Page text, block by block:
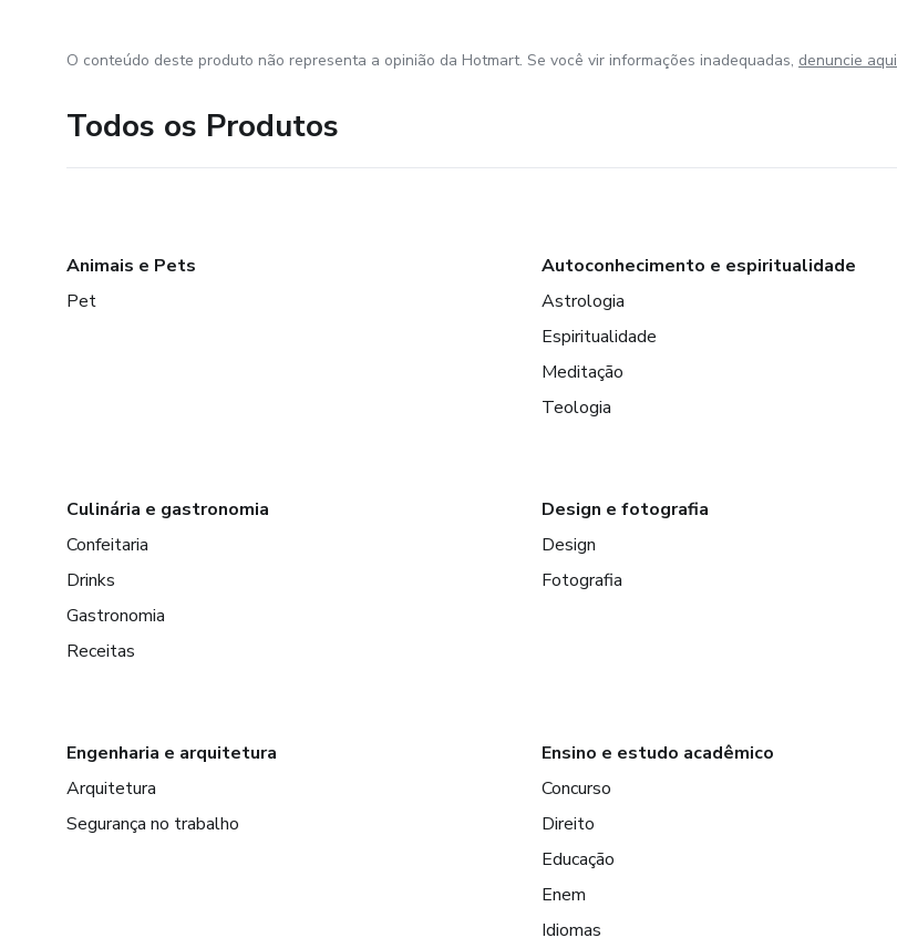
O conteúdo deste produto não representa a opinião da Hotmart. Se você vir informações inadequadas, denuncie aqui
Todos os Produtos
Animais e Pets
Pet
Autoconhecimento e espiritualidade
Astrologia
Espiritualidade
Meditação
Teologia
Culinária e gastronomia
Confeitaria
Drinks
Gastronomia
Receitas
Design e fotografia
Design
Fotografia
Engenharia e arquitetura
Arquitetura
Segurança no trabalho
Ensino e estudo acadêmico
Concurso
Direito
Educação
Enem
Idiomas